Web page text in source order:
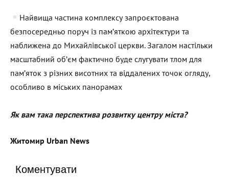
Найвища частина комплексу запроєктована
безпосередньо поруч із пам’яткою архітектури та
наближена до Михайлівської церкви. Загалом настільки
масштабний обʼєм фактично буде слугувати тлом для
памʼяток з різних висотних та віддалених точок огляду,
особливо в міських панорамах
Як вам така перспектива розвитку центру міста?
Житомир Urban News
Коментувати